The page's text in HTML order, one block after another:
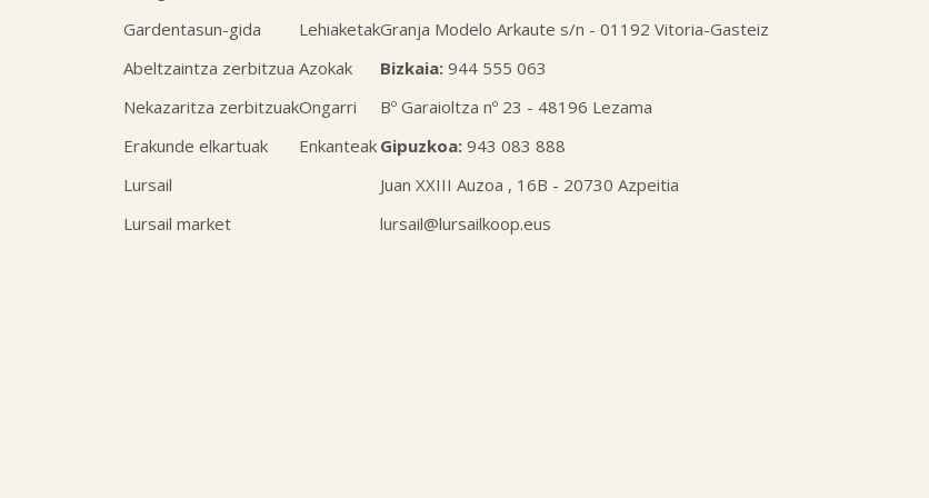
Gardentasun-gida
Abeltzaintza zerbitzua
Nekazaritza zerbitzuak
Erakunde elkartuak
Lursail
Lursail market
Lehiaketak
Azokak
Ongarri
Enkanteak
Granja Modelo Arkaute s/n - 01192 Vitoria-Gasteiz
Bizkaia: 944 555 063
Bº Garaioltza nº 23 - 48196 Lezama
Gipuzkoa: 943 083 888
Juan XXIII Auzoa , 16B - 20730 Azpeitia
lursail@lursailkoop.eus